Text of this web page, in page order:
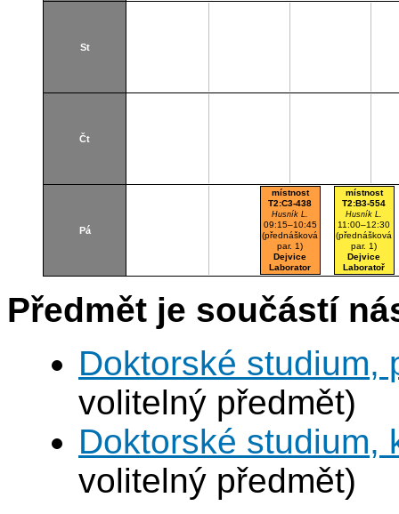
St
Čt
Pá
místnost
T2:C3-438
Husník L.
09:15–10:45
(přednášková
par. 1)
Dejvice
Laborator
místnost
T2:B3-554
Husník L.
11:00–12:30
(přednášková
par. 1)
Dejvice
Laboratoř
K337
Předmět je součástí
Doktorské studium,
volitelný předmět)
Doktorské studium,
volitelný předmět)